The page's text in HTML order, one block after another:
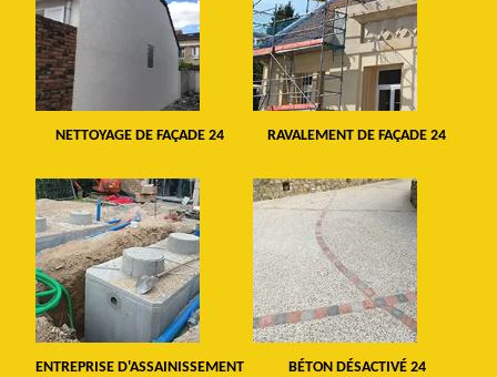
NETTOYAGE DE FAÇADE 24 RAVALEMENT DE FAÇADE 24
ENTREPRISE D'ASSAINISSEMENT BÉTON DÉSACTIVÉ 24